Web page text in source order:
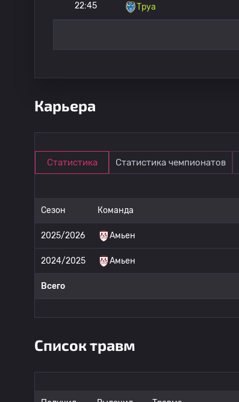
22:45
Труа
Карьера
Статистика Статистика чемпионатов
Сезон Команда
2025/2026 Амьен
2024/2025 Амьен
Всего
Список травм